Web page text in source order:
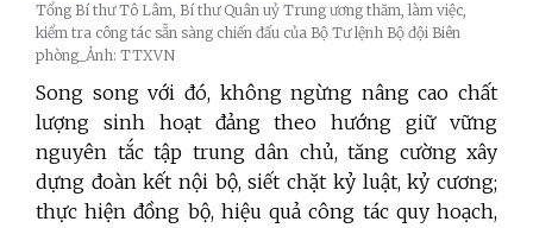
Tổng Bí thư Tô Lâm, Bí thư Quân uỷ Trung ương thăm, làm việc,
kiểm tra công tác sẵn sàng chiến đấu của Bộ Tư lệnh Bộ đội Biên
phòng_Ảnh: TTXVN
Song song với đó, không ngừng nâng cao chất
lượng sinh hoạt đảng theo hướng giữ vững
nguyên tắc tập trung dân chủ, tăng cường xây
dựng đoàn kết nội bộ, siết chặt kỷ luật, kỷ cương;
thực hiện đồng bộ, hiệu quả công tác quy hoạch,